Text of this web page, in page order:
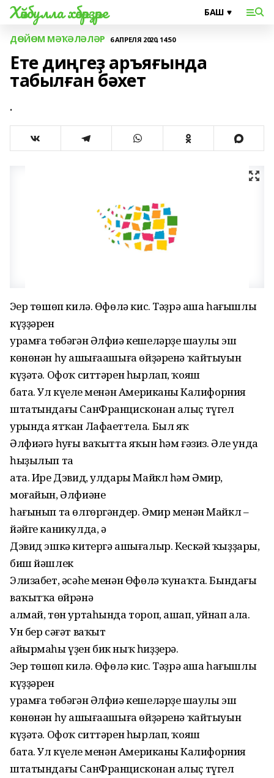
Хәйбулла хәбәрҙәре
ДӨЙӨМ МӘҠӘЛӘЛӘР 6 АПРЕЛЯ 2020, 14:50
Ете диңгеҙ аръяғында
табылған бəхет
.
Эңер төшөп килə. Өфөлə кис. Тəҙрə аша һағышлы
күҙҙəрен
урамға төбəгəн Əлфиə кешелəрҙең шаулы эш
көнөнəн һуң ашығаашыға өйҙəренə ҡайтыуын
күҙəтə. Офоҡ ситтəрен һырлап, ҡояш
бата. Ул күңеле менəн Американың Калифорния
штатындағы СанФранцисконан алыҫ түгел
урында ятҡан Лафаеттела. Был яҡ
Əлфиəгə һуңғы ваҡытта яҡын һəм ғəзиз. Əле унда
һыҙылып таң
ата. Ире Дэвид, улдары Майкл һəм Əмир,
моғайын, Əлфиəне
һағынып та өлгөргəндер. Əмир менəн Майкл –
йəйге каникулда, ə
Дэвид эшкə китергə ашығалыр. Кескəй ҡыҙҙары,
биш йəшлек
Элизабет, əсəһе менəн Өфөлə ҡунаҡта. Бындағы
ваҡытҡа өйрəнə
алмай, төн уртаһында тороп, ашап, уйнап ала.
Ун бер сəғəт ваҡыт
айырмаһы үҙен бик ныҡ һиҙҙерə.
Эңер төшөп килə. Өфөлə кис. Тəҙрə аша һағышлы
күҙҙəрен
урамға төбəгəн Əлфиə кешелəрҙең шаулы эш
көнөнəн һуң ашығаашыға өйҙəренə ҡайтыуын
күҙəтə. Офоҡ ситтəрен һырлап, ҡояш
бата. Ул күңеле менəн Американың Калифорния
штатындағы СанФранцисконан алыҫ түгел